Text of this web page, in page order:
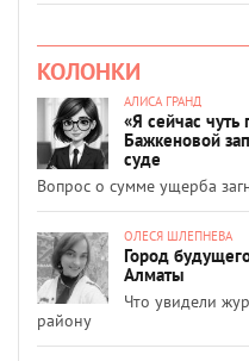
КОЛОНКИ
АЛИСА ГРАНД
«Я сейчас чуть
Бажкеновой
суде
Вопрос о сумме ущерба
ОЛЕСЯ ШЛЕПНЕВА
Город
Алматы
Что увидели
району